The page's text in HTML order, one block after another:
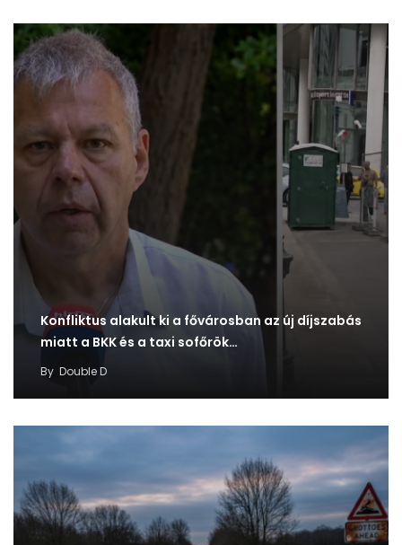
Konfliktus alakult ki a fővárosban az új díjszabás
miatt a BKK és a taxi sofőrök…
By Double D